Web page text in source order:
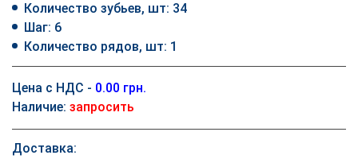
Количество зубьев, шт: 34
Шаг: 6
Количество рядов, шт: 1
Цена с НДС - 0.00 грн.
Наличие: запросить
Доставка: